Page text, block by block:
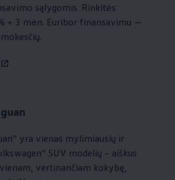
sąlygomis. Rinkitės
+ 3 mėn. Euribor finansavimu —
yra vienas mylimiausių ir
“ SUV modelių – aiškus
vertinančiam kokybę,